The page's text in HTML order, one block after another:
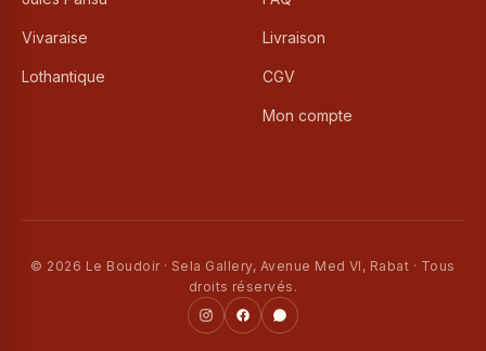
Vivaraise
Lothantique
Livraison
CGV
Mon compte
© 2026 Le Boudoir · Sela Gallery, Avenue Med VI, Rabat · Tous
droits réservés.